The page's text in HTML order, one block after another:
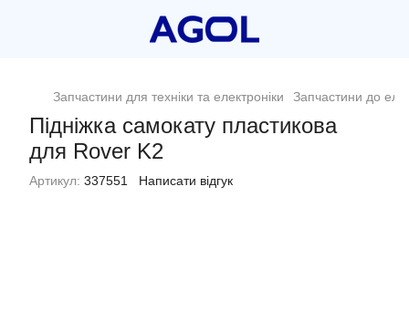
Запчастини для техніки та електроніки Запчастини до
Підніжка самокату пластикова
для Rover K2
Артикул: 337551 Написати відгук